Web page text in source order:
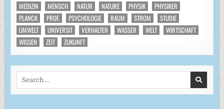
MEDIZIN
MENSCH NATUR NATURE PHYSIK
PHYSIKER
PLANCK
PROF. PSYCHOLOGIE RAUM STROM
STUDIE
UMWELT
UNIVERSIT VERHALTEN WASSER WELT
WIRTSCHAFT
WISSEN
ZEIT ZUKUNFT